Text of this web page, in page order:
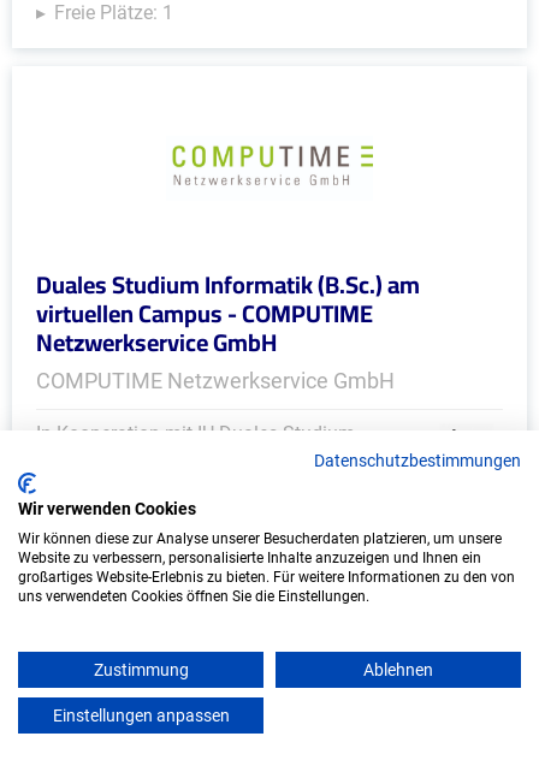
Freie Plätze: 1
Duales Studium Informatik (B.Sc.) am
virtuellen Campus - COMPUTIME
Netzwerkservice GmbH
COMPUTIME Netzwerkservice GmbH
In Kooperation mit IU Duales Studium
bundesweit
Start: Oktober 2026
Freie Plätze: 1
Weitere Ausbildungsplätze
Datenschutzbestimmungen
Wir verwenden Cookies
Wir können diese zur Analyse unserer Besucherdaten platzieren, um unsere
Website zu verbessern, personalisierte Inhalte anzuzeigen und Ihnen ein
großartiges Website-Erlebnis zu bieten. Für weitere Informationen zu den von
uns verwendeten Cookies öffnen Sie die Einstellungen.
Zustimmung Ablehnen
Einstellungen anpassen